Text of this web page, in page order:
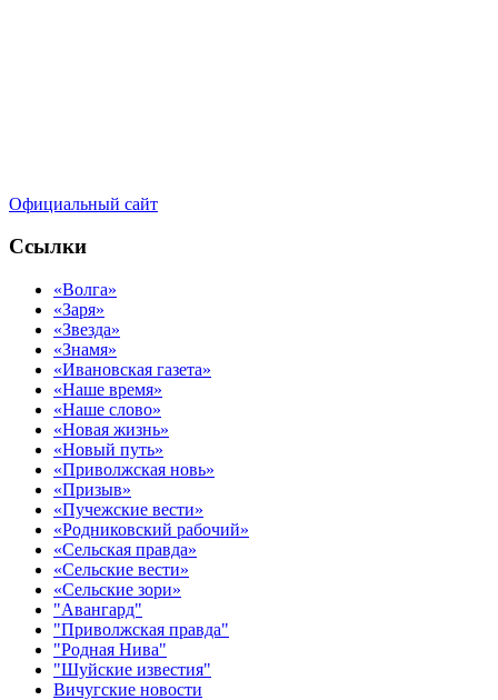
Официальный сайт
Ссылки
«Волга»
«Заря»
«Звезда»
«Знамя»
«Ивановская газета»
«Наше время»
«Наше слово»
«Новая жизнь»
«Новый путь»
«Приволжская новь»
«Призыв»
«Пучежские вести»
«Родниковский рабочий»
«Сельская правда»
«Сельские вести»
«Сельские зори»
"Авангард"
"Приволжская правда"
"Родная Нива"
"Шуйские известия"
Вичугские новости